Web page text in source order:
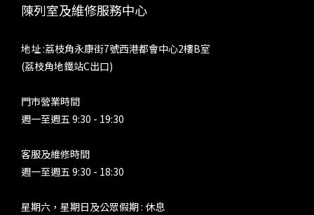
陳列室及維修服務中心
地址 :荔枝角永康街7號西港都會中心2樓B室
(荔枝角地鐵站C出口)
門市營業時間
週一至週五 9:30 - 19:30
客服及維修時間
週一至週五 9:30 - 18:30
星期六，星期日及公眾假期 : 休息